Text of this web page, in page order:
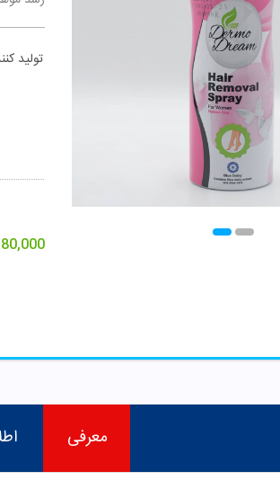
تولید
80,000
معرفی